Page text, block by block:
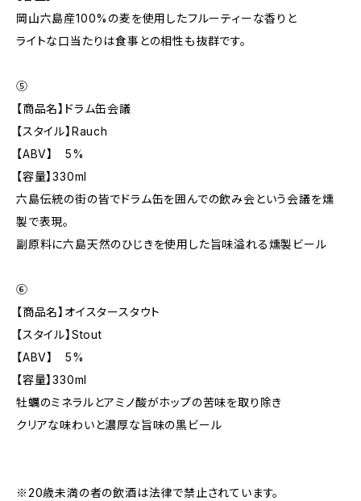
岡山六島産100%の麦を使用したフルーティーな香りと
ライトな口当たりは食事との相性も抜群です。
⑤
【商品名】ドラム缶会議
【スタイル】Rauch
【ABV】 5%
【容量】330ml
六島伝統の街の皆でドラム缶を囲んでの飲み会という会議を燻
製で表現。
副原料に六島天然のひじきを使用した旨味溢れる燻製ビール
⑥
【商品名】オイスタースタウト
【スタイル】Stout
【ABV】 5%
【容量】330ml
牡蠣のミネラルとアミノ酸がホップの苦味を取り除き
クリアな味わいと濃厚な旨味の黒ビール
※20歳未満の者の飲酒は法律で禁止されています。